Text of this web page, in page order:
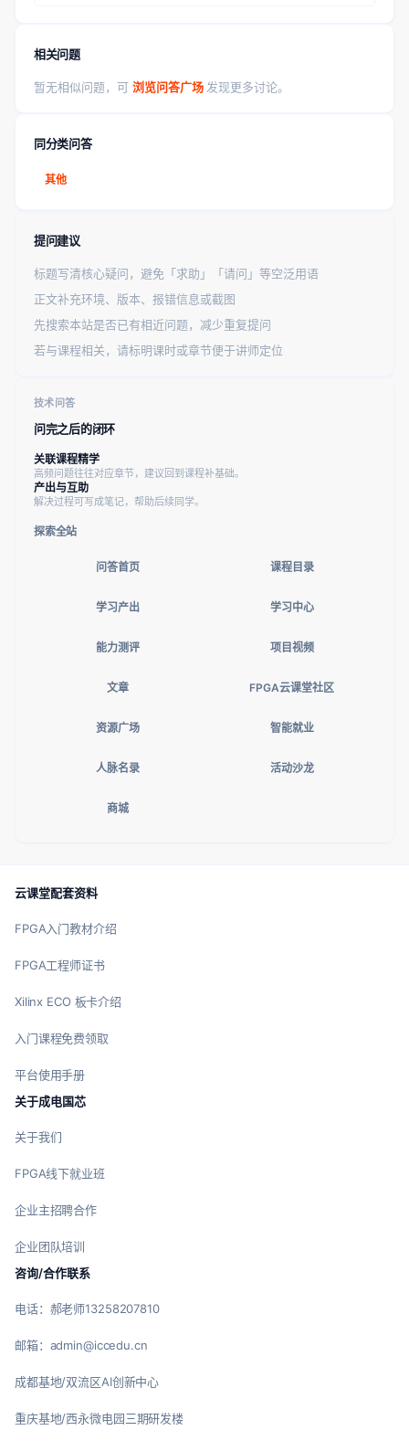
相关问题
暂无相似问题，可 浏览问答广场 发现更多讨论。
同分类问答
其他
提问建议
标题写清核心疑问，避免「求助」「请问」等空泛用语
正文补充环境、版本、报错信息或截图
先搜索本站是否已有相近问题，减少重复提问
若与课程相关，请标明课时或章节便于讲师定位
技术问答
问完之后的闭环
关联课程精学
高频问题往往对应章节，建议回到课程补基础。
产出与互助
解决过程可写成笔记，帮助后续同学。
探索全站
问答首页 课程目录
学习产出 学习中心
能力测评 项目视频
文章 FPGA云课堂社区
资源广场 智能就业
人脉名录 活动沙龙
商城
云课堂配套资料
FPGA入门教材介绍
FPGA工程师证书
Xilinx ECO 板卡介绍
入门课程免费领取
平台使用手册
关于成电国芯
关于我们
FPGA线下就业班
企业主招聘合作
企业团队培训
咨询/合作联系
电话：郝老师13258207810
邮箱：admin@iccedu.cn
成都基地/双流区AI创新中心
重庆基地/西永微电园三期研发楼